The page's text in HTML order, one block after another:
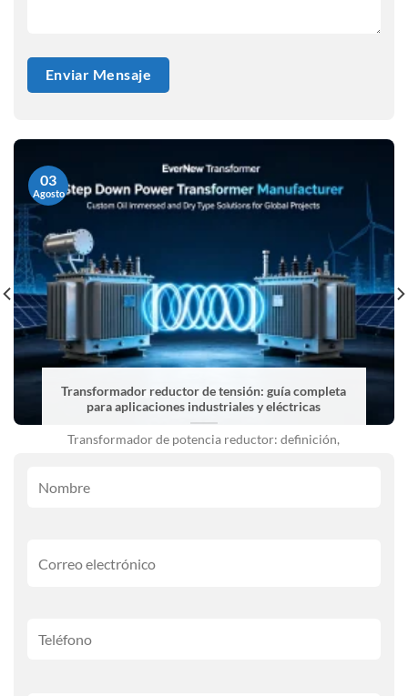
Transformador reductor de tensión: guía completa
para aplicaciones industriales y eléctricas
Transformador de potencia reductor: definición,
03
Agosto